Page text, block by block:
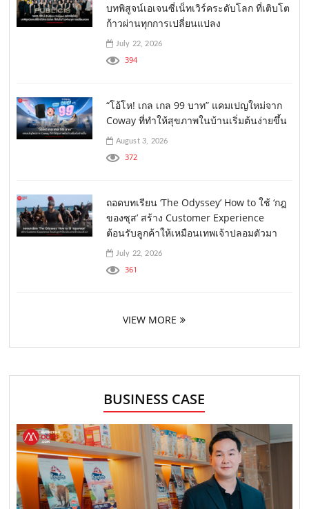
บทพิสูจน์เอเจนซี่เน็ทเวิร์คระดับโลก ที่เติบโต
ก้าวผ่านทุกการเปลี่ยนแปลง
July 22, 2026
394
“โอ้โห! เกล เกล 99 บาท” แคมเปญใหม่จาก
Coway ที่ทำให้สุขภาพในบ้านเริ่มต้นง่ายขึ้น
August 3, 2026
372
ถอดบทเรียน ‘The Odyssey’ How to ใช้ ‘กฎ
ของซุส’ สร้าง Customer Experience
ต้อนรับลูกค้าให้เหมือนเทพเจ้าปลอมตัวมา
July 22, 2026
361
VIEW MORE
BUSINESS CASE